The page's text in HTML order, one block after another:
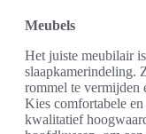
Meubels
Het juiste meubilair
slaapkamerindeling.
rommel te vermijden
Kies comfortabele en
kwalitatief